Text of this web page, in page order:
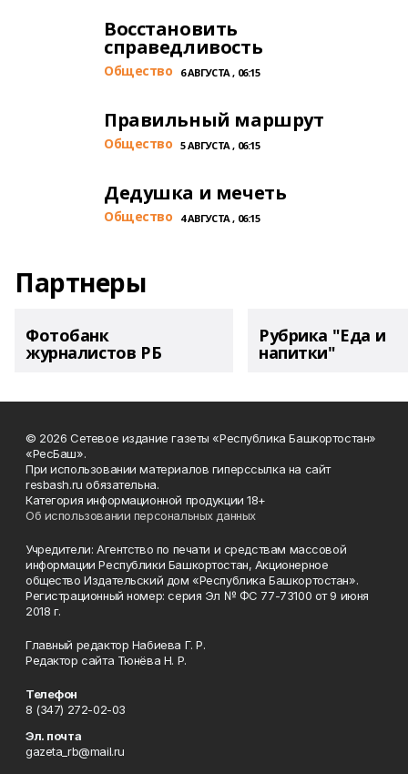
Восстановить
справедливость
Общество 6 АВГУСТА , 06:15
Правильный маршрут
Общество 5 АВГУСТА , 06:15
Дедушка и мечеть
Общество 4 АВГУСТА , 06:15
Партнеры
Фотобанк
журналистов РБ
Рубрика "Еда и
напитки"
© 2026 Сетевое издание газеты «Республика Башкортостан»
«РесБаш».
При использовании материалов гиперссылка на сайт
resbash.ru обязательна.
Категория информационной продукции 18+
Об использовании персональных данных
Учредители: Агентство по печати и средствам массовой
информации Республики Башкортостан, Акционерное
общество Издательский дом «Республика Башкортостан».
Регистрационный номер: серия Эл № ФС 77-73100 от 9 июня
2018 г.
Главный редактор Набиева Г. Р.
Редактор сайта Тюнёва Н. Р.
Телефон
8 (347) 272-02-03
Эл. почта
gazeta_rb@mail.ru